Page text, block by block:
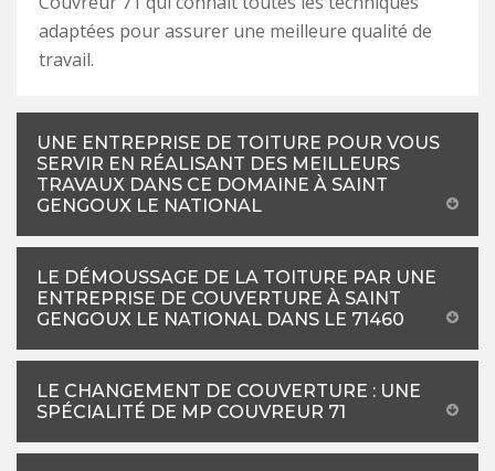
adaptées pour assurer une meilleure qualité de
travail.
UNE ENTREPRISE DE TOITURE POUR VOUS
SERVIR EN RÉALISANT DES MEILLEURS
TRAVAUX DANS CE DOMAINE À SAINT
GENGOUX LE NATIONAL
LE DÉMOUSSAGE DE LA TOITURE PAR UNE
ENTREPRISE DE COUVERTURE À SAINT
GENGOUX LE NATIONAL DANS LE 71460
LE CHANGEMENT DE COUVERTURE : UNE
SPÉCIALITÉ DE MP COUVREUR 71